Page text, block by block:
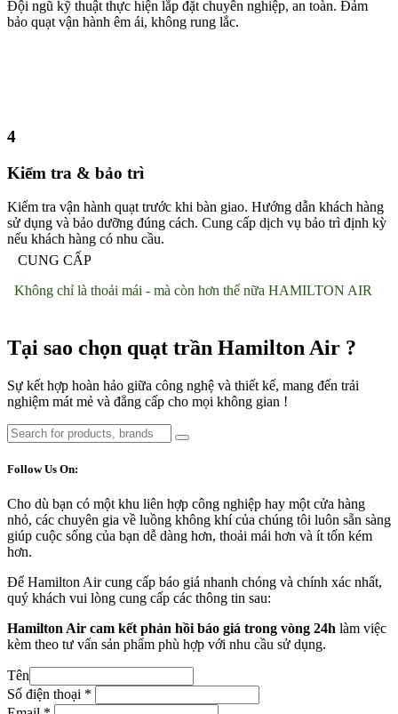
Đội ngũ kỹ thuật thực hiện lắp đặt chuyên nghiệp, an toàn. Đảm
bảo quạt vận hành êm ái, không rung lắc.
4
Kiểm tra & bảo trì
Kiểm tra vận hành quạt trước khi bàn giao. Hướng dẫn khách hàng
sử dụng và bảo dưỡng đúng cách. Cung cấp dịch vụ bảo trì định kỳ
nếu khách hàng có nhu cầu.
CUNG CẤP
Không chỉ là thoải mái - mà còn hơn thế nữa HAMILTON AIR
Tại sao chọn quạt trần Hamilton Air ?
Sự kết hợp hoàn hảo giữa công nghệ và thiết kế, mang đến trải
nghiệm mát mẻ và đẳng cấp cho mọi không gian !
Follow Us On:
Cho dù bạn có một khu liên hợp công nghiệp hay một cửa hàng
nhỏ, các chuyên gia về luồng không khí của chúng tôi luôn sẵn sàng
giúp cuộc sống của bạn dễ dàng hơn, thoải mái hơn và ít tốn kém
hơn.
Để Hamilton Air cung cấp báo giá nhanh chóng và chính xác nhất,
quý khách vui lòng cung cấp các thông tin sau:
Hamilton Air cam kết phản hồi báo giá trong vòng 24h làm việc
kèm theo tư vấn sản phẩm phù hợp với nhu cầu sử dụng.
Tên
Số điện thoại *